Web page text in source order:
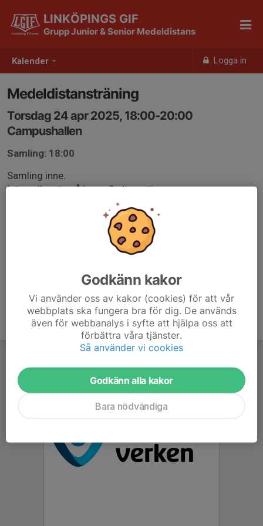
Kalender Logga in
LINKÖPINGS GIF
Grupp Junior & Senior Medeldistans
Medeldistansträning
Torsdag 24 apr 2025, 18:00-20:00
Campushallen
Samling: 18:00
Samling inne.
Intervaller ute på bana. 2 alternativ
Godkänn kakor
Vi använder oss av kakor (cookies) för att vår
webbplats ska fungera bra för dig. De används
även för webbanalys i syfte att hjälpa oss att
förbättra våra tjänster.
Så använder vi cookies
Godkänn alla kakor
Bara nödvändiga